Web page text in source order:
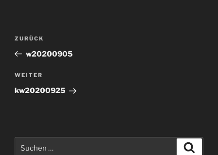
Beitragsnavigation
Vorheriger
Beitrag
ZURÜCK
w20200905
Nächster
Beitrag
WEITER
kw20200925